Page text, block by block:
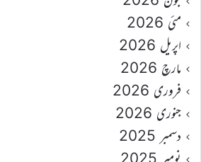
مئی 2026
اپریل 2026
مارچ 2026
فروری 2026
جنوری 2026
دسمبر 2025
نومبر 2025